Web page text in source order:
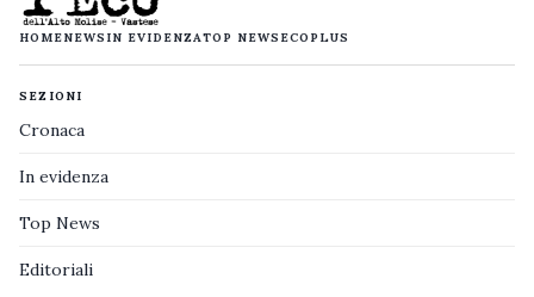
HOMENEWS IN EVIDENZATOP NEWS ECOPLUS
SEZIONI
Cronaca
In evidenza
Top News
Editoriali